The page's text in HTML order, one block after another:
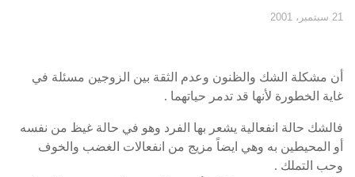
21 سبتمبر، 2001
أن مشكلة الشك والظنون وعدم الثقة بين الزوجين مسئلة في
غاية الخطورة لأنها قد تدمر حياتهما .
فالشك حالة انفعالية يشعر بها الفرد وهو في حالة غيظ من نفسه
أو المحيطين به وهي ايضاً مزيج من انفعالات الغضب والخوف
وحب التملك .